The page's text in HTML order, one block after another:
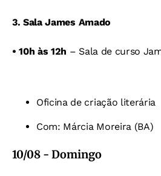
3. Sala James Amado
•10h às 12h – Sala de curso
Oficina de criação literária
Com: Márcia Moreira (BA)
10/08 - Domingo